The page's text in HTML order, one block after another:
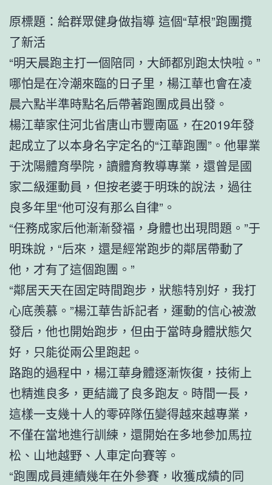
原標題：給群眾健身做指導 這個“草根”跑團攬
了新活
“明天晨跑主打一個陪同，大師都別跑太快啦。”
哪怕是在冷潮來臨的日子里，楊江華也會在凌
晨六點半準時點名后帶著跑團成員出發。
楊江華家住河北省唐山市豐南區，在2019年發
起成立了以本身名字定名的“江華跑團”。他畢業
于沈陽體育學院，讀體育教導專業，還曾是國
家二級運動員，但按老婆于明珠的說法，過往
良多年里“他可沒有那么自律”。
“任務成家后他漸漸發福，身體也出現問題。”于
明珠說，“后來，還是經常跑步的鄰居帶動了
他，才有了這個跑團。”
“鄰居天天在固定時間跑步，狀態特別好，我打
心底羨慕。”楊江華告訴記者，運動的信心被激
發后，他也開始跑步，但由于當時身體狀態欠
好，只能從兩公里跑起。
路跑的過程中，楊江華身體逐漸恢復，技術上
也精進良多，更結識了良多跑友。時間一長，
這樣一支幾十人的零碎隊伍變得越來越專業，
不僅在當地進行訓練，還開始在多地參加馬拉
松、山地越野、人車定向賽等。
“跑團成員連續幾年在外參賽，收獲成績的同